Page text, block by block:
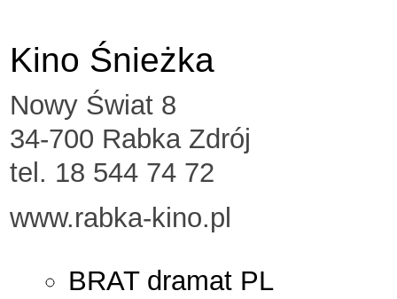
Kino Śnieżka
Nowy Świat 8
34-700 Rabka Zdrój
tel. 18 544 74 72
www.rabka-kino.pl
BRAT dramat PL